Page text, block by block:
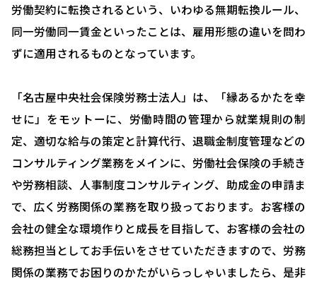
人事評価制度について
確定拠出型年金について
労務システム管理について
お客様の声
ブログ＆ニュース
会社概要
お問い合わせ・相談予約
労働契約に転換されるという、いわゆる無期転換ルール、
同一労働同一賃金といったことは、雇用形態の違いを問わ
ずに適用されるものとなっています。
「名古屋中央社会保険労務士法人」は、「縁あるかたを幸
せに」をモットーに、労働時間の管理から就業規則の制
定、適切な給与の策定と計算代行、退職金制度管理などの
コンサルティング業務をメインに、労働社会保険の手続き
や労務相談、人事制度コンサルティング、助成金の申請ま
で、広く労務関係の業務を取り扱っております。お客様の
会社の健全な環境作りと成長を目指して、お客様の会社の
総務担当としてお手伝いをさせていただきますので、労務
関係の業務でお困りのかたがいらっしゃいましたら、是非